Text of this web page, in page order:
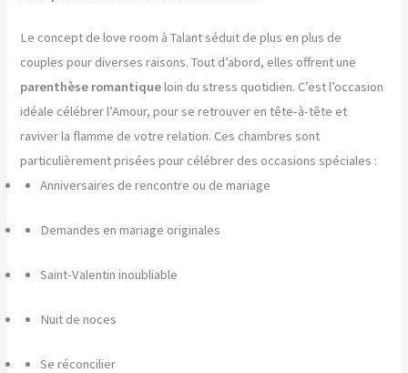
Le concept de love room à Talant séduit de plus en plus de
couples pour diverses raisons. Tout d’abord, elles offrent une
parenthèse romantiqueloin du stress quotidien. C’est l’occasion
idéale célébrer l’Amour, pour se retrouver en tête-à-tête et
raviver la flamme de votre relation. Ces chambres sont
particulièrement prisées pour célébrer des occasions spéciales :
Anniversaires de rencontre ou de mariage
Demandes en mariage originales
Saint-Valentin inoubliable
Nuit de noces
Se réconcilier